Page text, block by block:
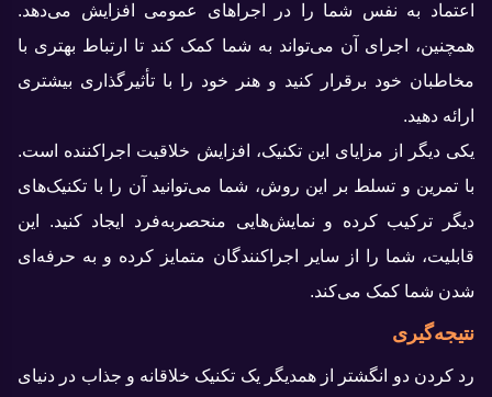
اعتماد به نفس شما را در اجراهای عمومی افزایش می‌دهد.
همچنین، اجرای آن می‌تواند به شما کمک کند تا ارتباط بهتری با
مخاطبان خود برقرار کنید و هنر خود را با تأثیرگذاری بیشتری
ارائه دهید.
یکی دیگر از مزایای این تکنیک، افزایش خلاقیت اجراکننده است.
با تمرین و تسلط بر این روش، شما می‌توانید آن را با تکنیک‌های
دیگر ترکیب کرده و نمایش‌هایی منحصربه‌فرد ایجاد کنید. این
قابلیت، شما را از سایر اجراکنندگان متمایز کرده و به حرفه‌ای
شدن شما کمک می‌کند.
نتیجه‌گیری
رد کردن دو انگشتر از همدیگر یک تکنیک خلاقانه و جذاب در دنیای